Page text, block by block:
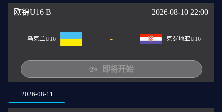
欧锦U16 B 2026-08-10 22:00
乌克兰U16 - 克罗地亚U16
即将开始
2026-08-11